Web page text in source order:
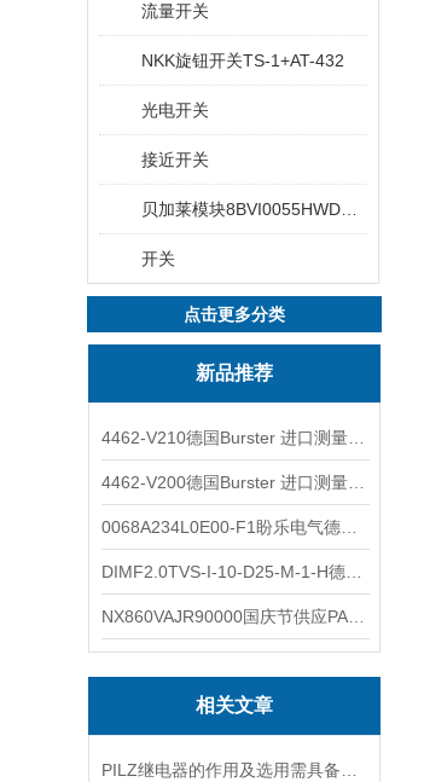
流量开关
NKK旋钮开关TS-1+AT-432
光电开关
接近开关
开关
点击更多分类
新品推荐
相关文章